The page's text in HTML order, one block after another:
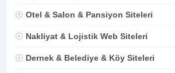
Otel & Salon & Pansiyon Siteleri
Nakliyat & Lojistik Web Siteleri
Dernek & Belediye & Köy Siteleri